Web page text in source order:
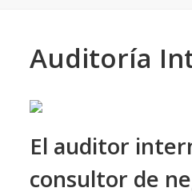
Auditoría
El auditor
consultor de